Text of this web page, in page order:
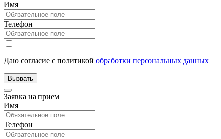
Имя
Телефон
Даю согласие с политикой обработки персональных данных
Заявка на прием
Имя
Телефон